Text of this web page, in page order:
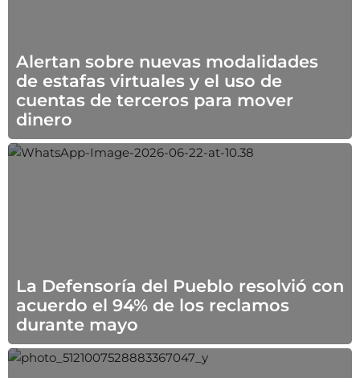
Alertan sobre nuevas modalidades
de estafas virtuales y el uso de
cuentas de terceros para mover
dinero
La Defensoría del Pueblo resolvió con
acuerdo el 94% de los reclamos
durante mayo